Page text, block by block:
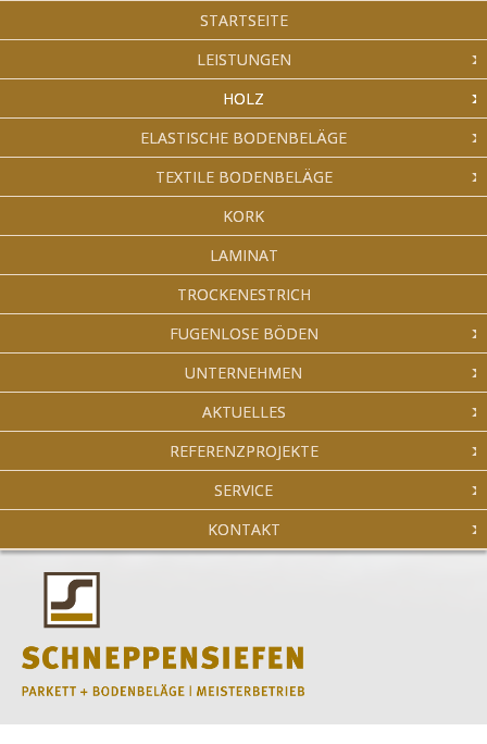
STARTSEITE
LEISTUNGEN
HOLZ
ELASTISCHE BODENBELÄGE
TEXTILE BODENBELÄGE
KORK
LAMINAT
TROCKENESTRICH
FUGENLOSE BÖDEN
UNTERNEHMEN
AKTUELLES
REFERENZPROJEKTE
SERVICE
KONTAKT